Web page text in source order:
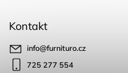
Kontakt
info@furnituro.cz
725 277 554